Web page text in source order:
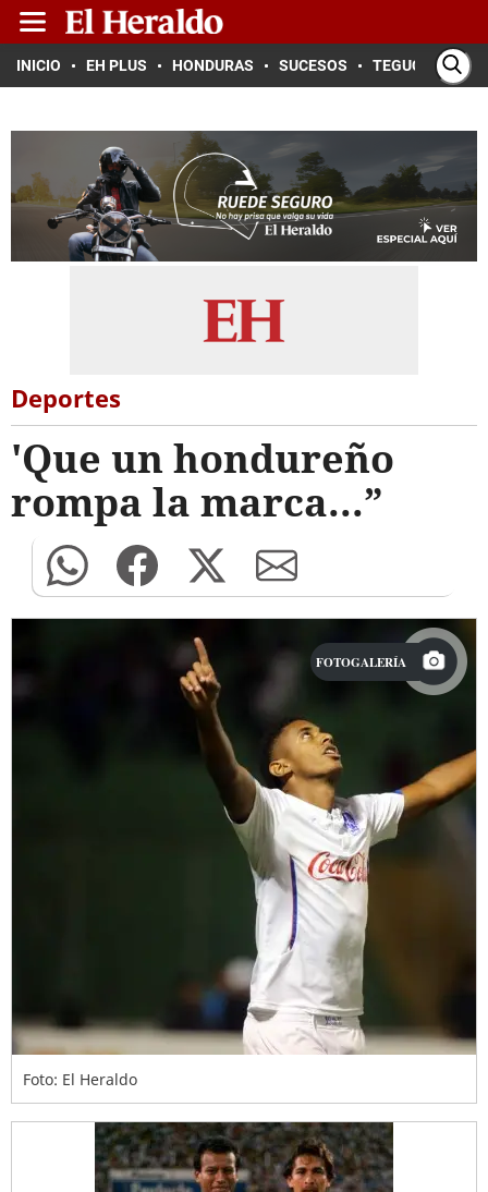
INICIO EH PLUS HONDURAS SUCESOS TEGUCIGALPA
Deportes
'Que un hondureño
rompa la marca...”
FOTOGALERÍA
Foto: El Heraldo